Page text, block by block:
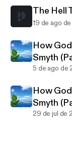
The Hell
19 de ago
How
Smyth
5 de ago de
How
Smyth
29 de jul de